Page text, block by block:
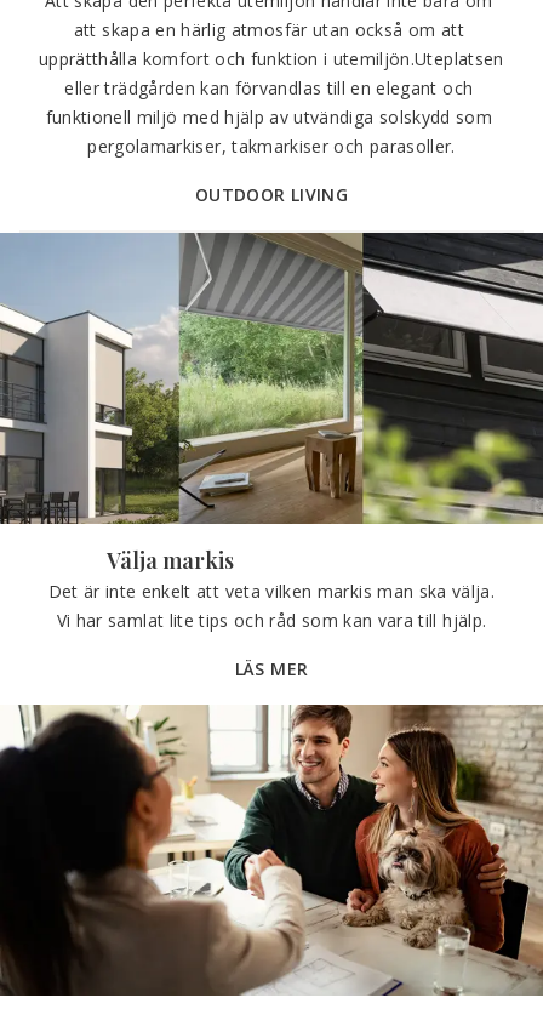
att skapa en härlig atmosfär utan också om att
upprätthålla komfort och funktion i utemiljön.Uteplatsen
eller trädgården kan förvandlas till en elegant och
funktionell miljö med hjälp av utvändiga solskydd som
pergolamarkiser, takmarkiser och parasoller.
OUTDOOR LIVING
Välja markis
Det är inte enkelt att veta vilken markis man ska välja.
Vi har samlat lite tips och råd som kan vara till hjälp.
LÄS MER